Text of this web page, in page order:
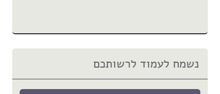
נשמח לעמוד לרשותכם